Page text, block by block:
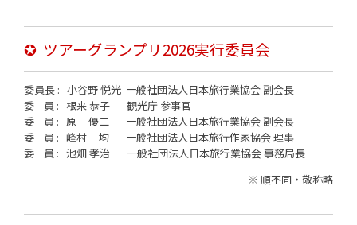
✪ ツアーグランプリ2026実行委員会
委員長 : 小谷野 悦光 一般社団法人日本旅行業協会 副会長
委 員 : 根来 恭子 観光庁 参事官
委 員 : 原 優二 一般社団法人日本旅行業協会 副会長
委 員 : 峰村 均 一般社団法人日本旅行作家協会 理事
委 員 : 池畑 孝治 一般社団法人日本旅行業協会 事務局長
※ 順不同・敬称略